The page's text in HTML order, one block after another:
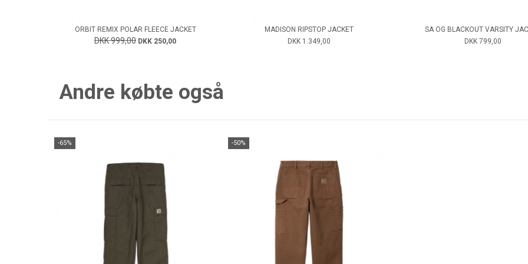
ORBIT REMIX POLAR FLEECE JACKET
DKK 999,00 DKK 250,00
MADISON RIPSTOP JACKET
DKK 1.349,00
SA OG BLACKOUT VARSITY
DKK 799,00
Andre købte også
-65% -50%